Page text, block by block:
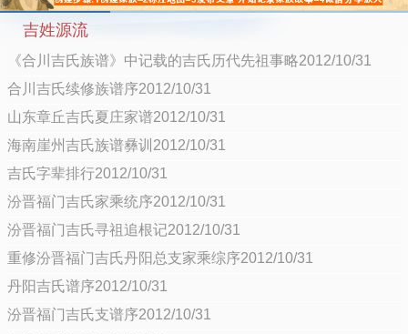
吉姓源流
《合川吉氏族谱》中记载的吉氏历代先祖事略2012/10/31
合川吉氏续修族谱序2012/10/31
山东章丘吉氏夏庄家谱2012/10/31
海南崖州吉氏族谱彝训2012/10/31
吉氏字辈排行2012/10/31
汾晋福门吉氏家乘统序2012/10/31
汾晋福门吉氏寻祖追根记2012/10/31
重修汾晋福门吉氏丹阳总支家乘综序2012/10/31
丹阳吉氏谱序2012/10/31
汾晋福门吉氏支谱序2012/10/31